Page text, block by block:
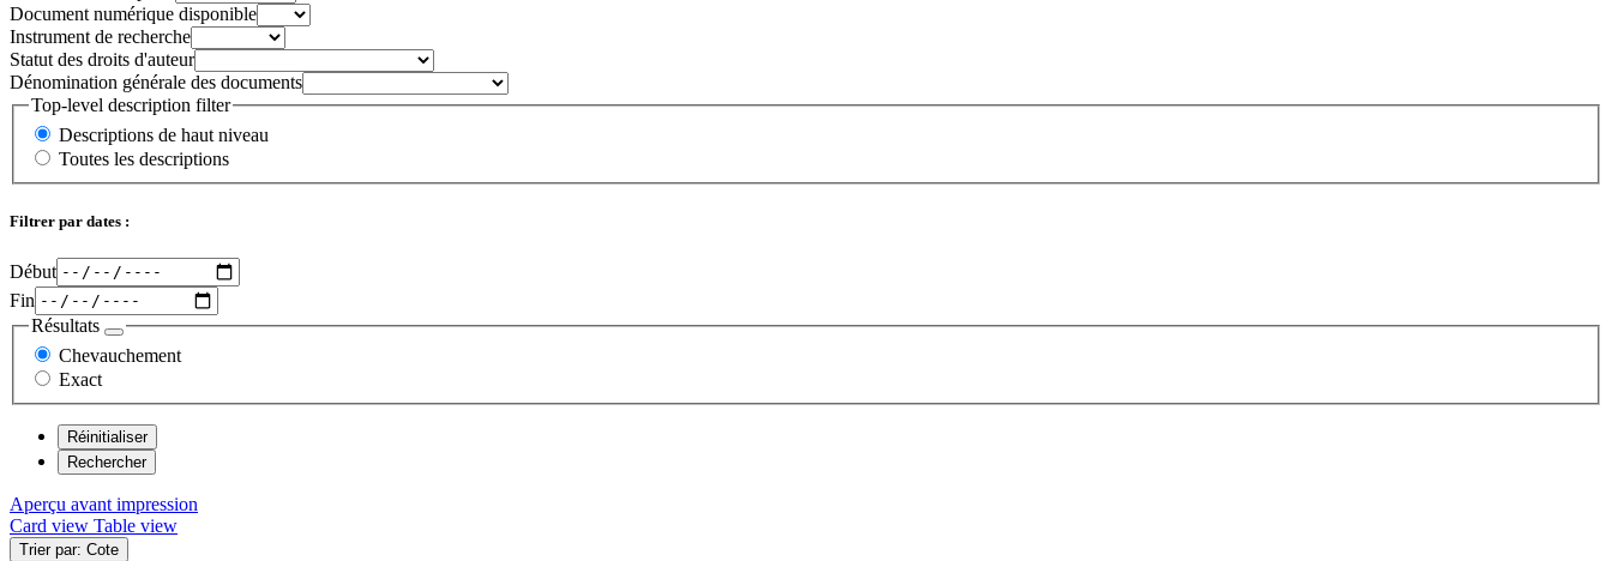
Document numérique disponible
Instrument de recherche
Statut des droits d'auteur
Dénomination générale des documents
Top-level description filter
Descriptions de haut niveau
Toutes les descriptions
Filtrer par dates :
Début
Fin
Résultats
Chevauchement
Exact
Aperçu avant impression
Card view Table view
Trier par: Cote